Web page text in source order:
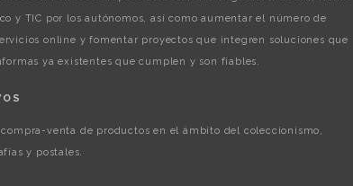
y TIC por los autónomos, así como aumentar el número de
online y fomentar proyectos que integren soluciones que
ya existentes que cumplen y son fiables.
venta de productos en el ámbito del coleccionismo,
y postales.